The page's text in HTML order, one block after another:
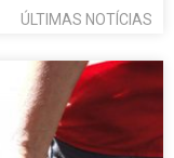
ÚLTIMAS NOTÍCIAS